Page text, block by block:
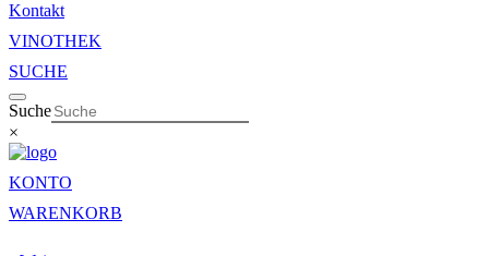
Kontakt
VINOTHEK
SUCHE
Suche
×
KONTO
WARENKORB